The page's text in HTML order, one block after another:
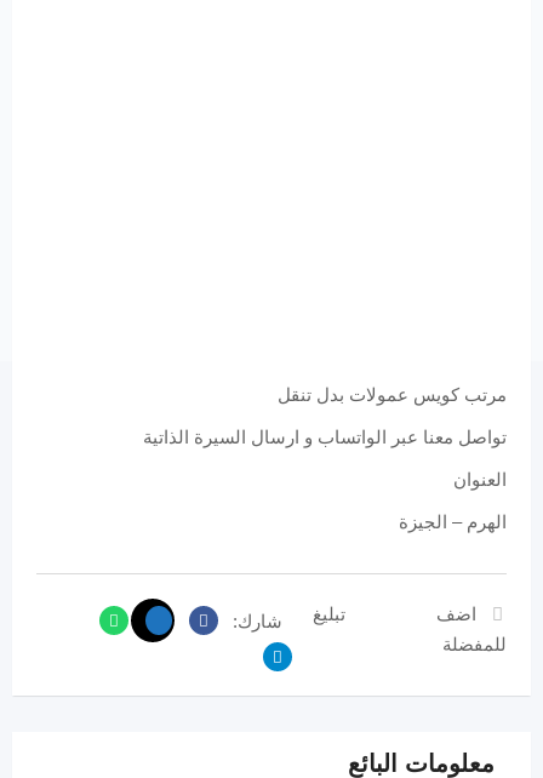
مرتب كويس عمولات بدل تنقل
تواصل معنا عبر الواتساب و ارسال السيرة الذاتية
العنوان
الهرم – الجيزة
اضف
للمفضلة
تبليغ شارك:
معلومات البائع